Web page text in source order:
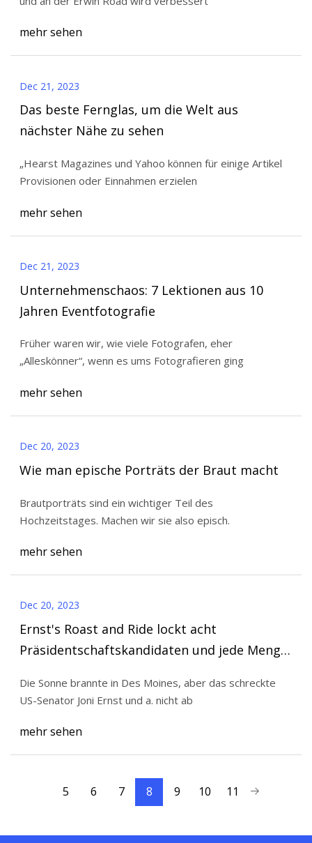
mehr sehen
Dec 21, 2023
Das beste Fernglas, um die Welt aus
nächster Nähe zu sehen
„Hearst Magazines und Yahoo können für einige Artikel
Provisionen oder Einnahmen erzielen
mehr sehen
Dec 21, 2023
Unternehmenschaos: 7 Lektionen aus 10
Jahren Eventfotografie
Früher waren wir, wie viele Fotografen, eher
„Alleskönner“, wenn es ums Fotografieren ging
mehr sehen
Dec 20, 2023
Wie man epische Porträts der Braut macht
Brautporträts sind ein wichtiger Teil des
Hochzeitstages. Machen wir sie also episch.
mehr sehen
Dec 20, 2023
Ernst's Roast and Ride lockt acht
Präsidentschaftskandidaten und jede Menge
Die Sonne brannte in Des Moines, aber das schreckte
US-Senator Joni Ernst und a. nicht ab
mehr sehen
5 6 7 8 9 10 11